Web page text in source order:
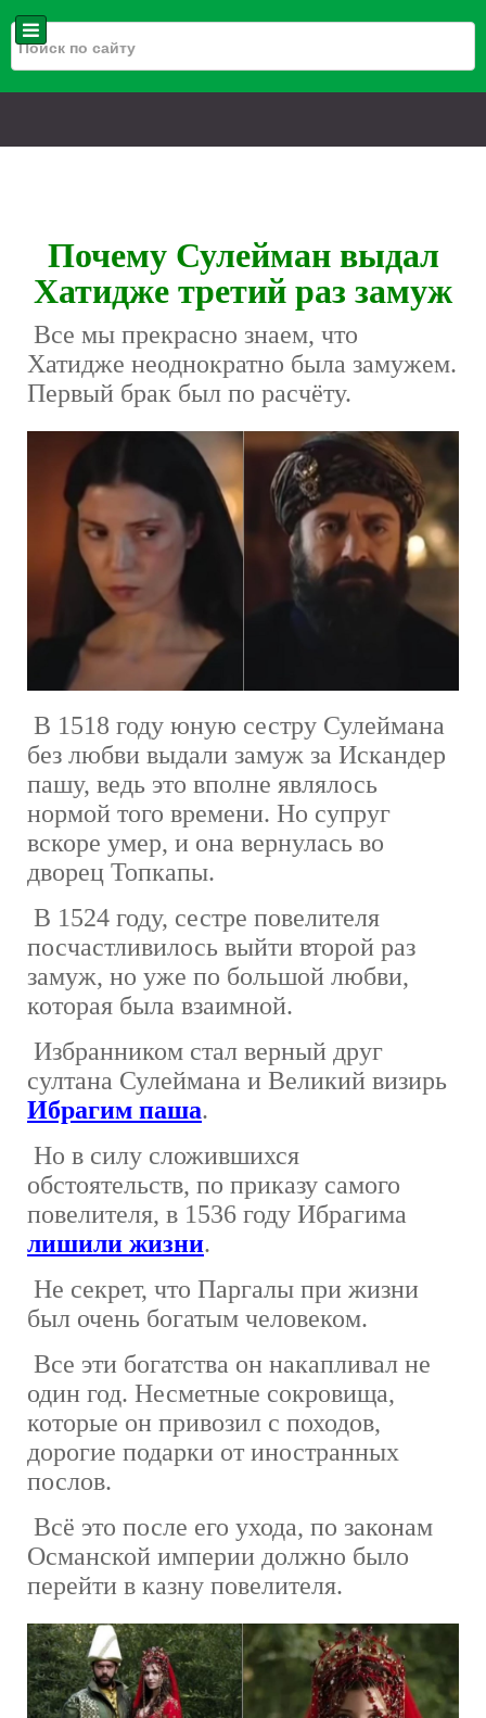
Почему Сулейман выдал
Хатидже третий раз замуж
Все мы прекрасно знаем, что
Хатидже неоднократно была замужем.
Первый брак был по расчёту.
В 1518 году юную сестру Сулеймана
без любви выдали замуж за Искандер
пашу, ведь это вполне являлось
нормой того времени. Но супруг
вскоре умер, и она вернулась во
дворец Топкапы.
В 1524 году, сестре повелителя
посчастливилось выйти второй раз
замуж, но уже по большой любви,
которая была взаимной.
Избранником стал верный друг
султана Сулеймана и Великий визирь
Ибрагим паша.
Но в силу сложившихся
обстоятельств, по приказу самого
повелителя, в 1536 году Ибрагима
лишили жизни.
Не секрет, что Паргалы при жизни
был очень богатым человеком.
Все эти богатства он накапливал не
один год. Несметные сокровища,
которые он привозил с походов,
дорогие подарки от иностранных
послов.
Всё это после его ухода, по законам
Османской империи должно было
перейти в казну повелителя.